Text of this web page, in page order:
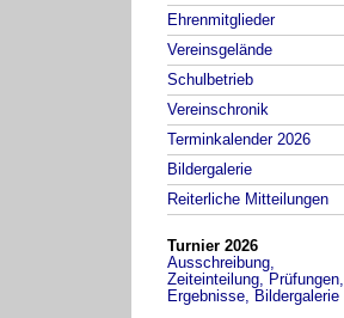
Ehrenmitglieder
Vereinsgelände
Schulbetrieb
Vereinschronik
Terminkalender 2026
Bildergalerie
Reiterliche Mitteilungen
Turnier 2026
Ausschreibung,
Zeiteinteilung, Prüfungen,
Ergebnisse, Bildergalerie